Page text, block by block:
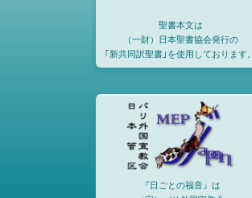
聖書本文は
（一財）日本聖書協会発行の
｢新共同訳聖書｣を使用しております。
『日ごとの福音』は